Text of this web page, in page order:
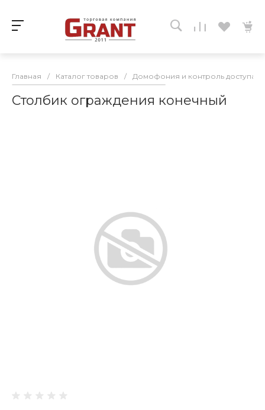
Главная / Каталог товаров / Домофония и контроль доступа
Столбик ограждения конечный